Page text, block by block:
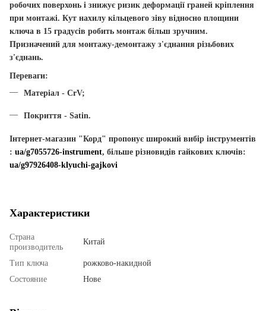
робочих поверхонь і знижує ризик деформації граней кріплення
при монтажі. Кут нахилу кільцевого зіву відносно площини
ключа в 15 градусів робить монтаж більш зручним.
Призначений для монтажу-демонтажу з'єднання різьбових
з'єднань.
Переваги:
Матеріал - CrV;
Покриття - Satin.
Інтернет-магазин "Корд" пропонує широкий вибір інструментів
: ua/g7055726-instrument, більше різновидів гайкових ключів:
ua/g97926408-klyuchi-gajkovi
Характеристики
Страна
производитель
Китай
Тип ключа
рожково-накидной
Состояние
Нове